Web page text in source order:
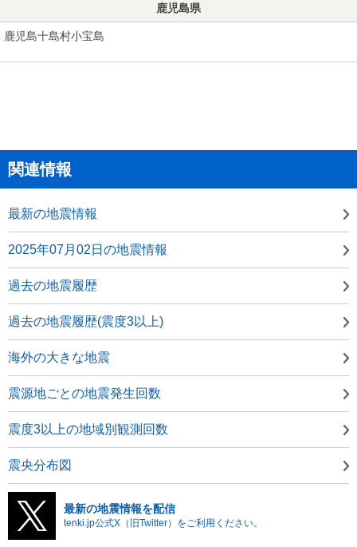
鹿児島県
鹿児島十島村小宝島
関連情報
最新の地震情報
2025年07月02日の地震情報
過去の地震履歴
過去の地震履歴(震度3以上)
海外の大きな地震
震源地ごとの地震発生回数
震度3以上の地域別観測回数
震央分布図
最新の地震情報を配信
tenki.jp公式X（旧Twitter）をご利用ください。